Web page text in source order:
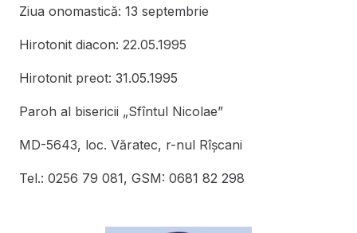
Ziua onomastică: 13 septembrie
Hirotonit diacon: 22.05.1995
Hirotonit preot: 31.05.1995
Paroh al bisericii „Sfîntul Nicolae”
MD-5643, loc. Văratec, r-nul Rîşcani
Tel.: 0256 79 081, GSM: 0681 82 298